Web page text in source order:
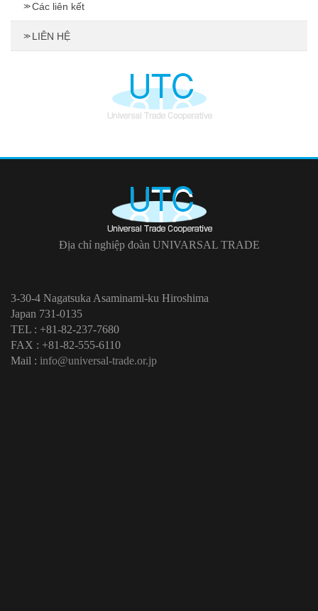
Các liên kết
LIÊN HỆ
Địa chỉ nghiệp đoàn UNIVARSAL TRADE
3-30-4 Nagatsuka Asaminami-ku Hiroshima
Japan 731-0135
TEL : +81-82-237-7680
FAX : +81-82-555-6110
Mail : info@universal-trade.or.jp